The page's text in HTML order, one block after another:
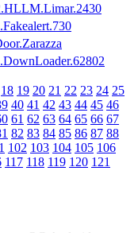
18 19 20 21 22 23 24 25
40 41 42 43 44 45 46
61 62 63 64 65 66 67
82 83 84 85 86 87 88
102 103 104 105 106
117 118 119 120 121